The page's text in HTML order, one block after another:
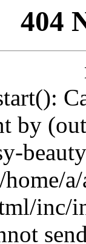
404
by
inc/